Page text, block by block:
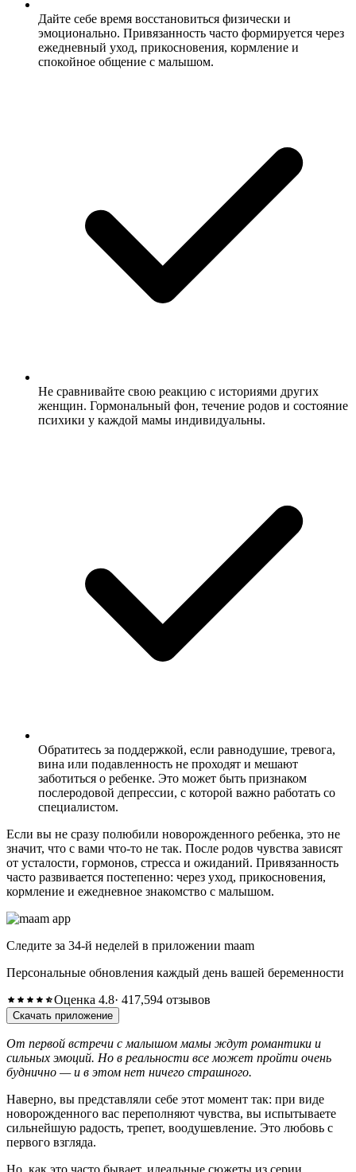
Дайте себе время восстановиться физически и
эмоционально. Привязанность часто формируется через
ежедневный уход, прикосновения, кормление и
спокойное общение с малышом.
Не сравнивайте свою реакцию с историями других
женщин. Гормональный фон, течение родов и состояние
психики у каждой мамы индивидуальны.
Обратитесь за поддержкой, если равнодушие, тревога,
вина или подавленность не проходят и мешают
заботиться о ребенке. Это может быть признаком
послеродовой депрессии, с которой важно работать со
специалистом.
Если вы не сразу полюбили новорожденного ребенка, это не
значит, что с вами что-то не так. После родов чувства зависят
от усталости, гормонов, стресса и ожиданий. Привязанность
часто развивается постепенно: через уход, прикосновения,
кормление и ежедневное знакомство с малышом.
Следите за 34-й неделей в приложении maam
Персональные обновления каждый день вашей беременности
Оценка 4.8· 417,594 отзывов
Скачать приложение
От первой встречи с малышом мамы ждут романтики и
сильных эмоций. Но в реальности все может пройти очень
буднично — и в этом нет ничего страшного.
Наверно, вы представляли себе этот момент так: при виде
новорожденного вас переполняют чувства, вы испытываете
сильнейшую радость, трепет, воодушевление. Это любовь с
первого взгляда.
Но, как это часто бывает, идеальные сюжеты из серии